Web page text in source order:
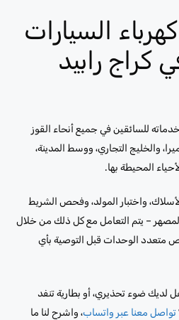
السيارات
كراج رابيد
خدماته للسائقين في جميع أنحاء القوز
والخليج التجاري، ووسط المدينة،
المحيطة بها.
واختبار المولد، وفحص الشريط
– يتم التعامل مع كل ذلك من خلال
متعدد الوحدات قبل التوصية بأي
ضوء تحذيري، أو بطارية تنفد
تواصل معنا عبر واتساب، واشرح لنا ما